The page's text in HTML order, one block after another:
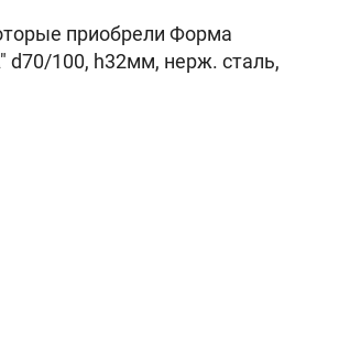
приобрели Форма
100, h32мм, нерж. сталь,